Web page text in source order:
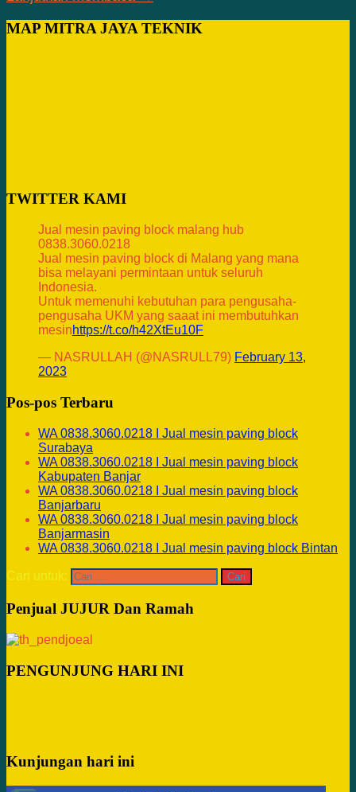
MAP MITRA JAYA TEKNIK
TWITTER KAMI
Jual mesin paving block malang hub
0838.3060.0218
Jual mesin paving block di Malang yang mana
bisa melayani permintaan untuk seluruh
Indonesia.
Untuk memenuhi kebutuhan para pengusaha-
pengusaha UKM yang saaat ini membutuhkan
mesinhttps://t.co/h42XtEu10F
— NASRULLAH (@NASRULL79) February 13,
2023
Pos-pos Terbaru
WA 0838.3060.0218 I Jual mesin paving block
Surabaya
WA 0838.3060.0218 I Jual mesin paving block
Kabupaten Banjar
WA 0838.3060.0218 I Jual mesin paving block
Banjarbaru
WA 0838.3060.0218 I Jual mesin paving block
Banjarmasin
WA 0838.3060.0218 I Jual mesin paving block Bintan
Cari untuk:
Penjual JUJUR Dan Ramah
PENGUNJUNG HARI INI
Kunjungan hari ini